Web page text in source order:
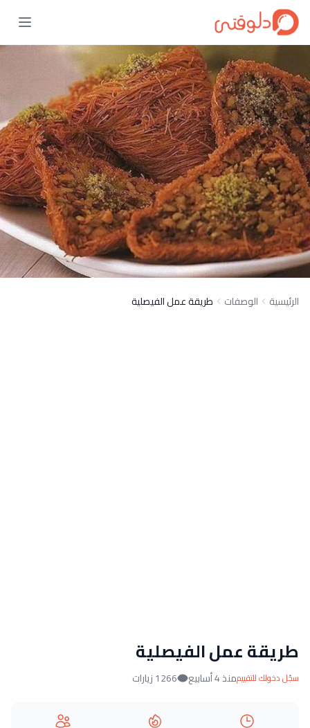
الرئيسية الوصفات طريقة عمل الفيصلية
طريقة عمل الفيصلية
سجّل دخولك للتقييممنذ 4 أسابيع 1266 زيارات